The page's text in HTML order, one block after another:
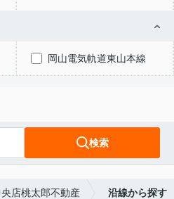
岡山電気軌道東山本線
検索
店桃太郎不動産 沿線から探す